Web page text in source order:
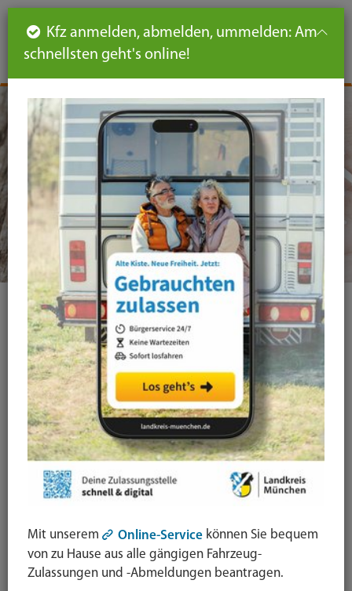
DE
Hillebrandhof Ismaning
Haus der Senioren
Begegnungszentrum für Senioren mit
Seniorenprogramm von Montag bis Freitag mit
kulturellen, kreativen, kulinarischen und
sportlichen Angeboten
Mittagstisch
Soziale Beratung
Seiteninhalt
Hauptnavigation
Seitennavigation
leichte
Sprache
Kfz anmelden, abmelden, ummelden: Am
schnellsten geht's online!
Mit unserem Online-Service können Sie bequem
von zu Hause aus alle gängigen Fahrzeug-
Zulassungen und -Abmeldungen beantragen.